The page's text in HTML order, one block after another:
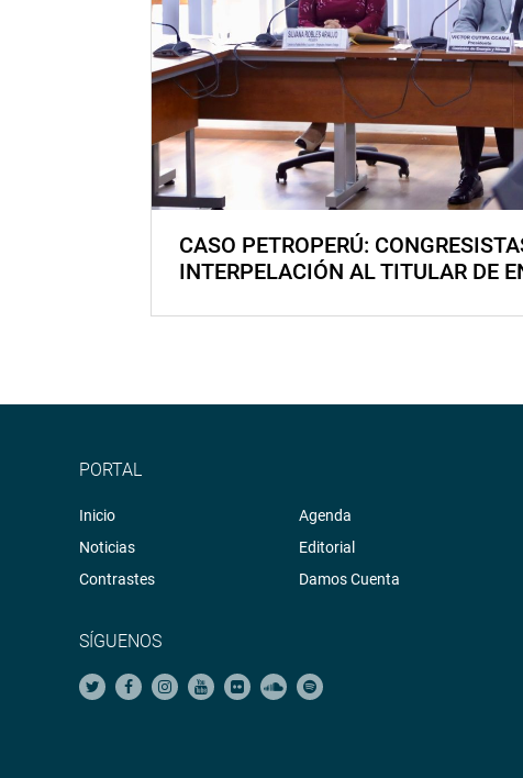
CASO PETROPERÚ:
INTERPELACIÓN AL TITULAR DE
PORTAL
Inicio
Noticias
Contrastes
Agenda
Editorial
Damos Cuenta
SÍGUENOS